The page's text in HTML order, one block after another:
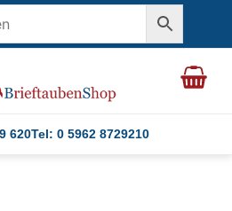
620Tel: 0 5962 8729210